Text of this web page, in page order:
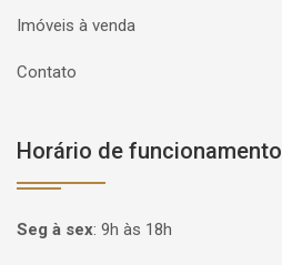
Imóveis à venda
Contato
Horário de funcionamento
Seg à sex: 9h às 18h